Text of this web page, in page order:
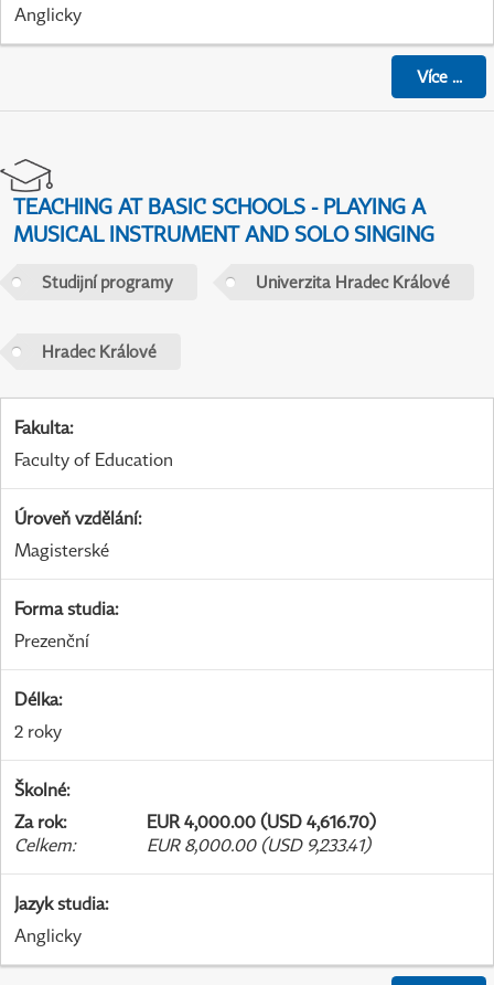
Anglicky
Více...
TEACHING AT BASIC SCHOOLS - PLAYING A
MUSICAL INSTRUMENT AND SOLO SINGING
Studijní programy Univerzita Hradec Králové
Hradec Králové
Fakulta:
Faculty of Education
Úroveň vzdělání:
Magisterské
Forma studia:
Prezenční
Délka:
2 roky
Školné:
Za rok:
EUR 4,000.00 (USD 4,616.70)
Celkem: EUR 8,000.00 (USD 9,233.41)
Jazyk studia:
Anglicky